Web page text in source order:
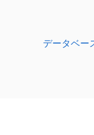
データベー